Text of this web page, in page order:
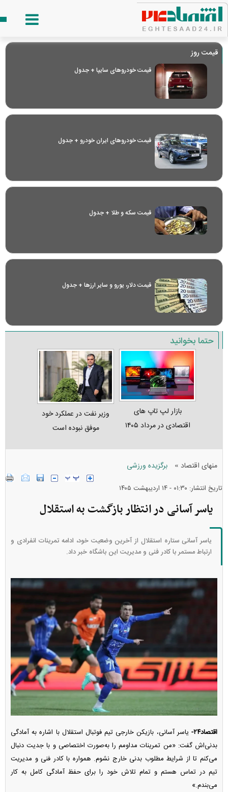
قیمت روز
قیمت خودرو‌های سایپا + جدول
قیمت خودرو‌های ایران خودرو + جدول
قیمت سکه و طلا + جدول
قیمت دلار، یورو و سایر ارز‌ها + جدول
حتما بخوانید
بازار لپ‌ تاپ‌ های
اقتصادی در مرداد ۱۴۰۵
وزیر نفت در عملکرد خود
موفق نبوده است
منهای اقتصاد » برگزیده ورزشی
تاریخ انتشار: ۰۱:۳۰ - ۱۴ ارديبهشت ۱۴۰۵
یاسر آسانی در انتظار بازگشت به استقلال
یاسر آسانی ستاره استقلال از آخرین وضعیت خود، ادامه تمرینات انفرادی و
ارتباط مستمر با کادر فنی و مدیریت این باشگاه خبر داد.
اقتصاد۲۴-
یاسر آسانی، بازیکن خارجی تیم فوتبال استقلال با اشاره به آمادگی
بدنی‌اش گفت: «من تمرینات مداومم را به‌صورت اختصاصی و با جدیت دنبال
می‌کنم تا از شرایط مطلوب بدنی خارج نشوم. همواره با کادر فنی و مدیریت
تیم در تماس هستم و تمام تلاش خود را برای حفظ آمادگی کامل به کار
می‌بندم.»